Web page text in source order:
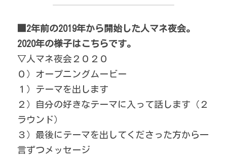
■2年前の2019年から開始した人マネ夜会。
2020年の様子はこちらです。
▽人マネ夜会２０２０
０）オープニングムービー
１）テーマを出します
２）自分の好きなテーマに入って話します（２
ラウンド）
３）最後にテーマを出してくださった方から一
言ずつメッセージ